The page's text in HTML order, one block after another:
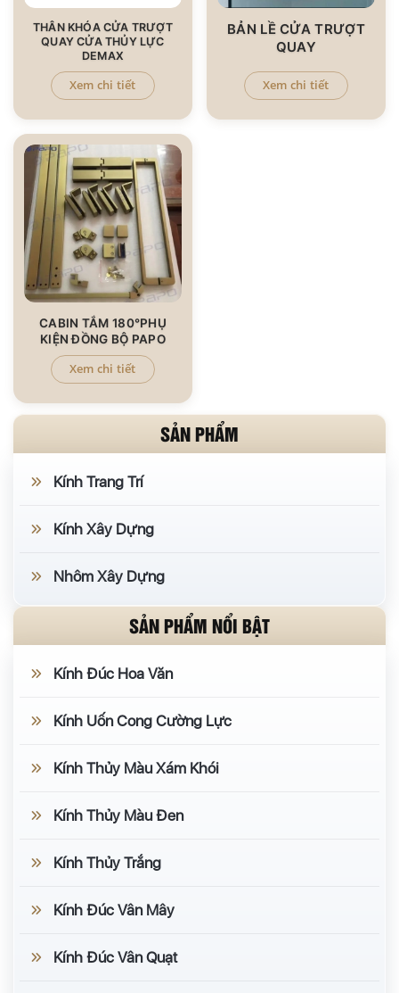
THÂN KHÓA CỬA TRƯỢT
QUAY CỬA THỦY LỰC
DEMAX
Xem chi tiết
BẢN LỀ CỬA TRƯỢT
QUAY
Xem chi tiết
CABIN TẮM 180°PHỤ
KIỆN ĐỒNG BỘ PAPO
Xem chi tiết
SẢN PHẨM
Kính Trang Trí
Kính Xây Dựng
Nhôm Xây Dựng
SẢN PHẨM NỔI BẬT
Kính Đúc Hoa Văn
Kính Uốn Cong Cường Lực
Kính Thủy Màu Xám Khói
Kính Thủy Màu Đen
Kính Thủy Trắng
Kính Đúc Vân Mây
Kính Đúc Vân Quạt